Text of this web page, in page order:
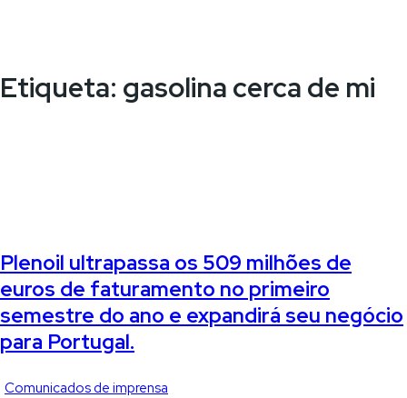
Etiqueta: gasolina cerca de mi
Plenoil ultrapassa os 509 milhões de
euros de faturamento no primeiro
semestre do ano e expandirá seu negócio
para Portugal.
Comunicados de imprensa